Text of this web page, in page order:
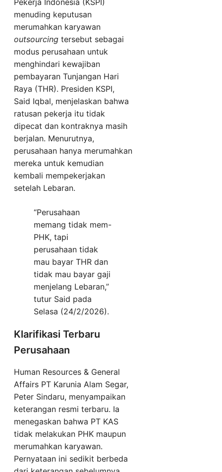
Pekerja Indonesia (KSPI)
menuding keputusan
merumahkan karyawan
outsourcing tersebut sebagai
modus perusahaan untuk
menghindari kewajiban
pembayaran Tunjangan Hari
Raya (THR). Presiden KSPI,
Said Iqbal, menjelaskan bahwa
ratusan pekerja itu tidak
dipecat dan kontraknya masih
berjalan. Menurutnya,
perusahaan hanya merumahkan
mereka untuk kemudian
kembali mempekerjakan
setelah Lebaran.
“Perusahaan
memang tidak mem-
PHK, tapi
perusahaan tidak
mau bayar THR dan
tidak mau bayar gaji
menjelang Lebaran,”
tutur Said pada
Selasa (24/2/2026).
Klarifikasi Terbaru
Perusahaan
Human Resources & General
Affairs PT Karunia Alam Segar,
Peter Sindaru, menyampaikan
keterangan resmi terbaru. Ia
menegaskan bahwa PT KAS
tidak melakukan PHK maupun
merumahkan karyawan.
Pernyataan ini sedikit berbeda